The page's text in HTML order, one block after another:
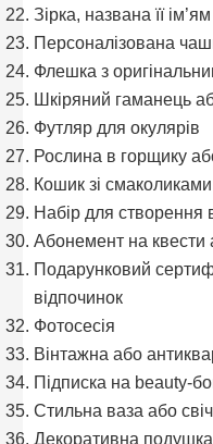
Зірка, названа її ім’ям
Персоналізована
Флешка з
Шкіряний гаманець
Футляр для окулярів
Рослина в горщику
Кошик зі
Набір для створення
Абонемент на квести
Подарунковий
відпочинок
Фотосесія
Вінтажна або
Підписка на beauty-
Стильна ваза або
Декоративна подушка